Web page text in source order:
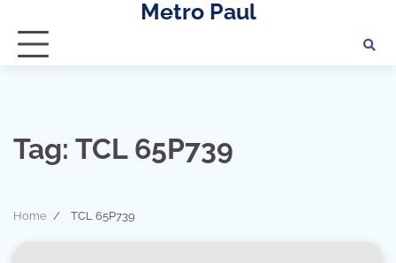
content
Metro Paul
Tag: TCL 65P739
Home TCL 65P739